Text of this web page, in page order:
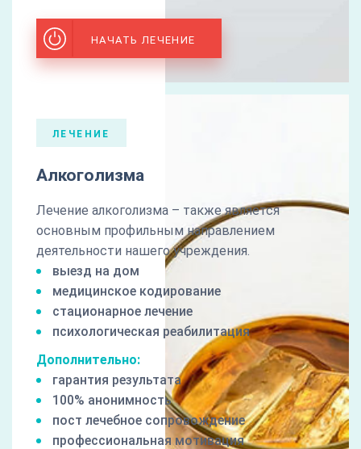
НАЧАТЬ ЛЕЧЕНИЕ
ЛЕЧЕНИЕ
Алкоголизма
Лечение алкоголизма – также является
основным профильным направлением
деятельности нашего учреждения.
выезд на дом
медицинское кодирование
стационарное лечение
психологическая реабилитация
Дополнительно:
гарантия результата
100% анонимность
пост лечебное сопровождение
профессиональная мотивация